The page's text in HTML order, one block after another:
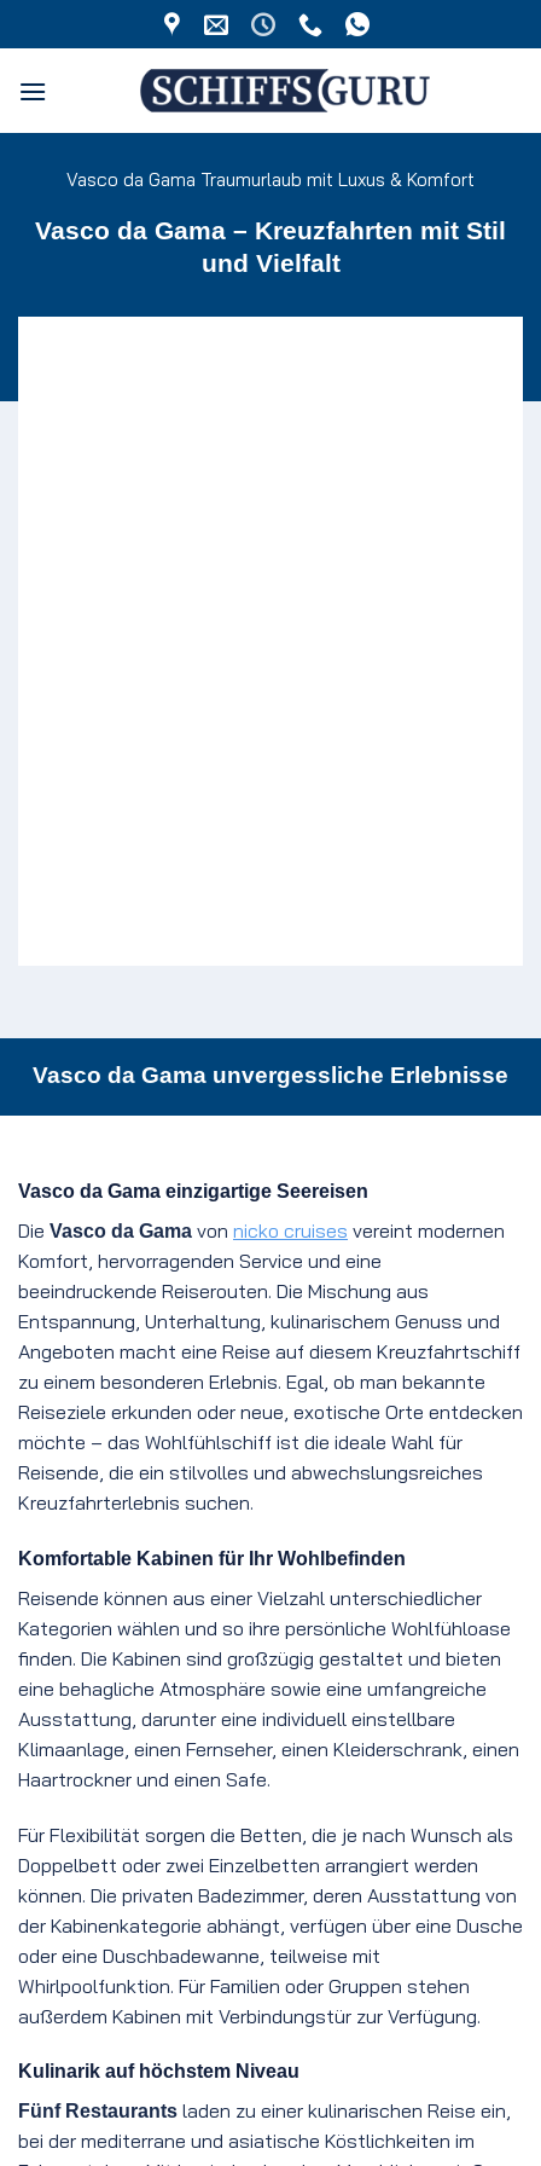
Inhalt
Vasco da Gama Traumurlaub mit Luxus & Komfort
Vasco da Gama – Kreuzfahrten mit Stil
und Vielfalt
Vasco da Gama unvergessliche Erlebnisse
Vasco da Gama einzigartige Seereisen
Die Vasco da Gama von nicko cruises vereint modernen
Komfort, hervorragenden Service und eine
beeindruckende Reiserouten. Die Mischung aus
Entspannung, Unterhaltung, kulinarischem Genuss und
Angeboten macht eine Reise auf diesem Kreuzfahrtschiff
zu einem besonderen Erlebnis. Egal, ob man bekannte
Reiseziele erkunden oder neue, exotische Orte entdecken
möchte – das Wohlfühlschiff ist die ideale Wahl für
Reisende, die ein stilvolles und abwechslungsreiches
Kreuzfahrterlebnis suchen.
Komfortable Kabinen für Ihr Wohlbefinden
Reisende können aus einer Vielzahl unterschiedlicher
Kategorien wählen und so ihre persönliche Wohlfühloase
finden. Die Kabinen sind großzügig gestaltet und bieten
eine behagliche Atmosphäre sowie eine umfangreiche
Ausstattung, darunter eine individuell einstellbare
Klimaanlage, einen Fernseher, einen Kleiderschrank, einen
Haartrockner und einen Safe.
Für Flexibilität sorgen die Betten, die je nach Wunsch als
Doppelbett oder zwei Einzelbetten arrangiert werden
können. Die privaten Badezimmer, deren Ausstattung von
der Kabinenkategorie abhängt, verfügen über eine Dusche
oder eine Duschbadewanne, teilweise mit
Whirlpoolfunktion. Für Familien oder Gruppen stehen
außerdem Kabinen mit Verbindungstür zur Verfügung.
Kulinarik auf höchstem Niveau
Fünf Restaurants laden zu einer kulinarischen Reise ein,
bei der mediterrane und asiatische Köstlichkeiten im